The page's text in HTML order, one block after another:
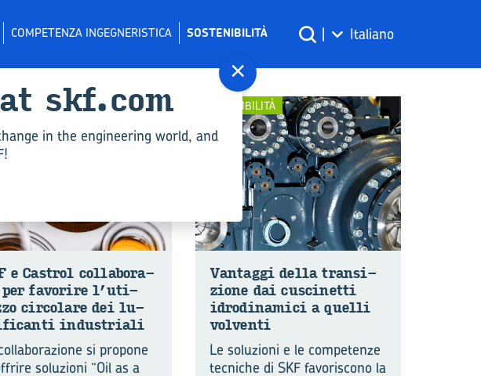
COMPETENZA INGEGNERISTICA SOSTENIBILITÀ | Italiano
e Ca­strol col­la­bo­ra­
per fa­vo­ri­re l’uti­
cir­co­la­re dei lu­
in­du­stria­li
si propone
soluzioni “Oil as a
SOSTENIBILITÀ
Van­tag­gi della tran­si­
zio­ne dai cu­sci­net­ti
idro­di­na­mi­ci a quel­li
vol­ven­ti
Le soluzioni e le competenze
tecniche di SKF favoriscono la
×
skf.com
in the engineering world, and